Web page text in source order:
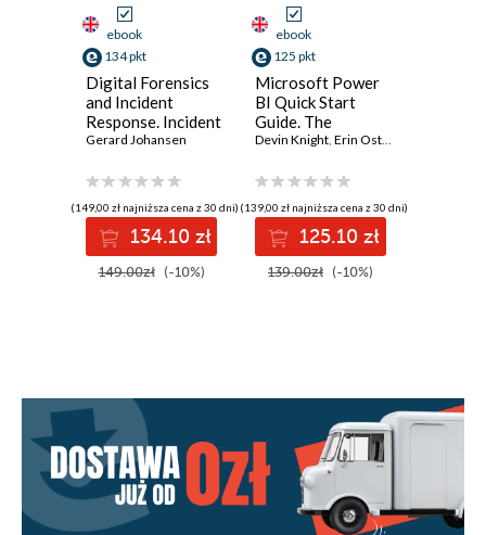
ebook
134 pkt
Digital Forensics
and Incident
Response. Incident
Response tools
effective cyber
threat response -
Fourth Edition
Gerard Johansen
(149,00 zł najniższa cena z 30 dni)
134.10 zł
149.00zł (-10%)
ebook
125 pkt
Microsoft Power
BI Quick Start
Guide. The
Ultimate
to Power BI, Data
Storytelling, AI
Tools, and
Microsoft Fabric -
Fourth Edition
Devin Knight Erin Ostrowsky
(139,00 zł najniższa cena z 30 dni)
125.10 zł
139.00zł (-10%)